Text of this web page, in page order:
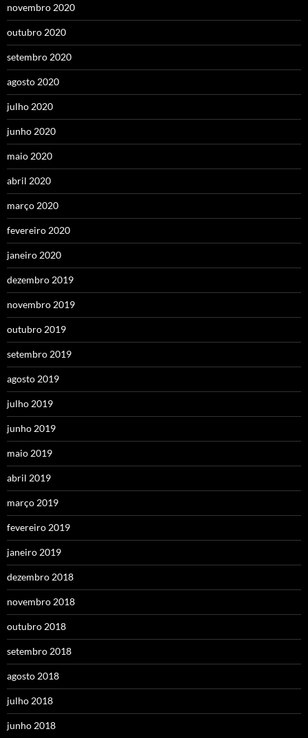
novembro 2020
outubro 2020
setembro 2020
agosto 2020
julho 2020
junho 2020
maio 2020
abril 2020
março 2020
fevereiro 2020
janeiro 2020
dezembro 2019
novembro 2019
outubro 2019
setembro 2019
agosto 2019
julho 2019
junho 2019
maio 2019
abril 2019
março 2019
fevereiro 2019
janeiro 2019
dezembro 2018
novembro 2018
outubro 2018
setembro 2018
agosto 2018
julho 2018
junho 2018